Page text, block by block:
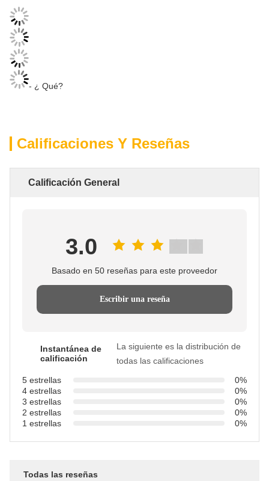
- ¿ Qué?
Calificaciones Y Reseñas
Calificación General
3.0
Basado en 50 reseñas para este proveedor
Escribir una reseña
Instantánea de
calificación
La siguiente es la distribución de
todas las calificaciones
5 estrellas
0%
4 estrellas
0%
3 estrellas
0%
2 estrellas
0%
1 estrellas
0%
Todas las reseñas